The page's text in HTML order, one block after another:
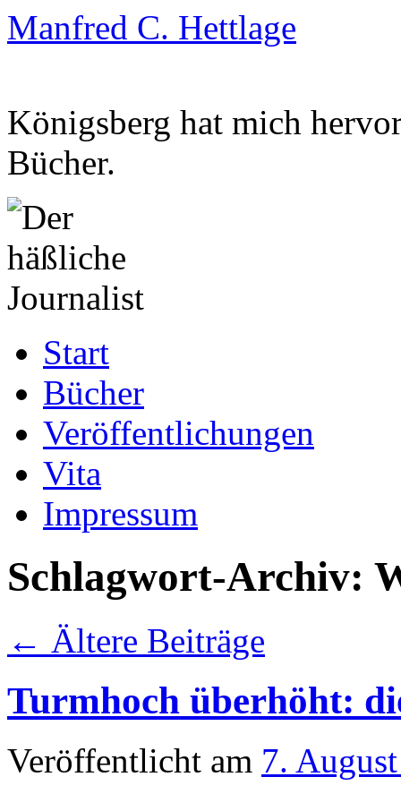
Manfred C. Hettlage
Königsberg hat mich
Bücher.
Inhalt
springenStart
Bücher
Veröffentlichungen
Vita
Impressum
Schlagwort-Archiv:
← Ältere Beiträge
Turmhoch überhöht:
Veröffentlicht am 7.